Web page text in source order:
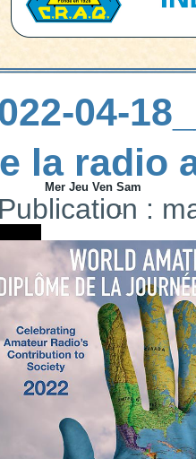
Mer Jeu Ven Sam
1
de
en HF
de
à
rtq
5 6 8
04-
la radio
Publication :